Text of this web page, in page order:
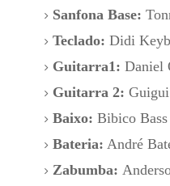
Sanfona Base:
Teclado: Didi
Guitarra1: Daniel
Guitarra 2:
Baixo: Bibico Bass
Bateria: André
Zabumba: